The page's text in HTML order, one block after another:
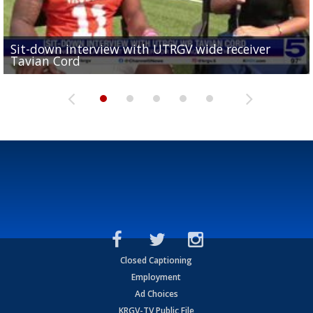
Sit-down interview with UTRGV wide receiver
Tavian Cord
Two-a-Day Tour 2026: Raymondville Bearkats
Two-a-Day Tour 2026: Port Isabel Tarpons
UTRGV football ranks fourth in SLC preseason poll
and receiving votes in...
Two-a-Day Tour 2026: Santa Rosa Warriors
Closed Captioning
Employment
Ad Choices